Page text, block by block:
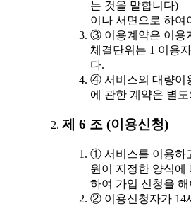
는 것을 말합니다)
이나 서면으로 하여
③ 이용계약은 이용
체결단위는 1 이용
다.
④ 서비스의 대량이
에 관한 계약은 별
제 6 조 (이용신청)
① 서비스를 이용하
원이 지정한 양식에
하여 가입 신청을
② 이용신청자가 14